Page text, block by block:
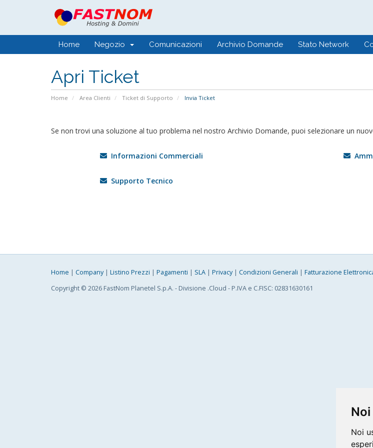
Noi
Home Negozio Comunicazioni Archivio Domande Stato Network
Apri Ticket
Home Area Clienti Ticket di Supporto Invia Ticket
Se non trovi una soluzione al tuo problema nel nostro Archivio Domande, puoi selezionare un
Informazioni Commerciali
Supporto Tecnico
Home | Company| Listino Prezzi | Pagamenti | SLA | Privacy| Condizioni Generali | Fatturazione
Copyright © 2026 FastNom Planetel S.p.A. - Divisione .Cloud - P.IVA e C.FISC: 02831630161